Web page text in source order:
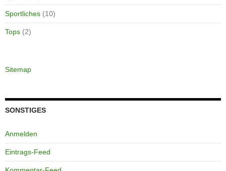
Sportliches (10)
Tops (2)
Sitemap
SONSTIGES
Anmelden
Eintrags-Feed